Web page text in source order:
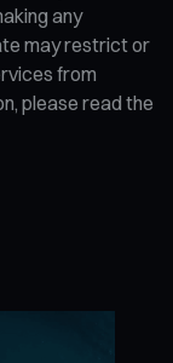
any
may restrict or
from
please read the